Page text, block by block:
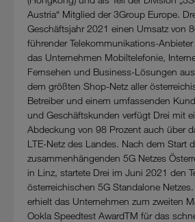
Austria“ Mitglied der 3Group Europe.
Geschäftsjahr 2021 einen Umsatz von
führender Telekommunikations-
das Unternehmen Mobiltelefonie,
Fernsehen und Business-Lösungen
dem größten Shop-Netz aller
Betreiber und einem umfassenden
und Geschäftskunden verfügt Drei mit
Abdeckung von 98 Prozent auch über
LTE-Netz des Landes. Nach dem Start
zusammenhängenden 5G Netzes
in Linz, startete Drei im Juni 2021 den
österreichischen 5G Standalone
erhielt das Unternehmen zum zweiten
Ookla Speedtest AwardTM für das